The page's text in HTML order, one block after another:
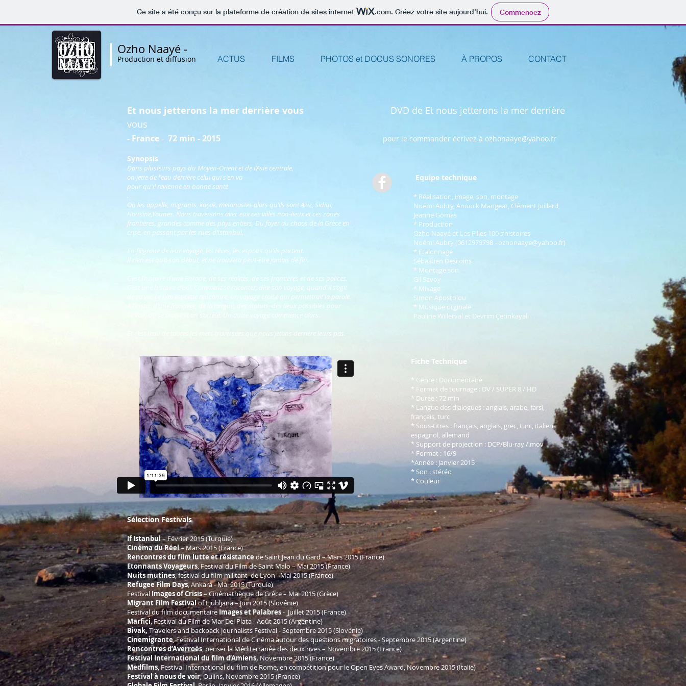
Ce site a été conçu sur la plateforme de création de sites internet .com. Créez votre site aujourd'hui. Commencez
Ozho Naayé -
Production et diffusion ACTUS FILMS PHOTOS et DOCUS SONORES À PROPOS CONTACT
Et nous jetterons la mer derrière vous
DVD de Et nous jetterons la mer derrière
vous
- France- 72 min - 2015 pour le commander écrivez à ozhonaaye@yahoo.fr
Synopsis
Dans plusieurs pays du Moyen-Orient et de l'Asie centrale,
on jette de l'eau derrière celui qui s'en va
pour qu'il revienne en bonne santé
.
On les appelle, migrants, kaçak, metanastes alors qu’ils sont Aziz, Sidiqi,
Housine,Younes. Nous traversons avec eux ces villes non-lieux et ces zones
frontières, grandes comme des pays entiers. Du foyer au chaos de la Grèce en
crise, en passant par les rues d’Istanbul.
En filigrane de leur voyage, les rêves, les espoirs qu’ils portent.
Il n’en est qu’à son début, et ne trouvera peut-être jamais de fin.
C’est l’histoire d’une Europe, de ses réalités, de ses frontières et de ses polices.
C’est une histoire d’exil. Comment se raconter, dire son voyage, quand il s’agit
de sa vie. Le film est cette rencontre, un voyage croisé qui permettrait la parole.
A l’instar d’une frontière, de la langue, des statuts, des lieux possibles pour
se voir, on se croise et on s’arrête. Un autre voyage commence alors.
Et c’est l’eau de toutes les mers traversées que nous jetons derrière leurs pas.
Equipe technique
* Réalisation, image, son, montage
Noémi Aubry, Anouck Mangeat, Clément Juillard,
Jeanne Gomas
* Production
Ozho Naayé et Les Filles 100 s’histoires
Noémi Aubry (0612979798 –ozhonaaye@yahoo.fr)
* Etalonnage
Sébastien Descoins
* Montage son
Gil Savoy
* Mixage
Simon Apostolou
* Musique orginale
Pauline Willerval et Devrim Çetinkayalı
Fiche Technique
* Genre : Documentaire
* Format de tournage : DV / SUPER 8 / HD
* Durée : 72 min
* Langue des dialogues : anglais, arabe, farsi,
français, turc
* Sous-titres : français, anglais, grec, turc, italien,
espagnol, allemand
* Support de projection : DCP/Blu-ray /.mov
* Format : 16/9
*Année : Janvier 2015
* Son : stéréo
* Couleur
Sélection Festivals
If Istanbul– Février 2015 (Turquie)
Cinéma du Réel– Mars 2015 (France)
Rencontres du film lutte et résistancede Saint Jean du Gard – Mars 2015 (France)
Etonnants Voyageurs, Festival du Film de Saint Malo – Mai 2015 (France)
Nuits mutines, festival du film militant de Lyon– Mai 2015 (France)
Refugee Film Days, Ankara - Mai 2015 (Turquie)
FestivalImages of Crisis– Cinémathèque de Grèce – Mai 2015 (Grèce)
Migrant Film Festivalof Ljubljana – Juin 2015 (Slovénie)
Festival du film documentaireImages et Palabres- Juillet 2015 (France)
Marfici, Festival du Film de Mar Del Plata - Août 2015 (Argentine)
Bivak,Travelers and backpack Journalists Festival - Septembre 2015 (Slovénie)
Cinemigrante, Festival International de Cinéma autour des questions migratoires - Septembre 2015 (Argentine)
Rencontres d’Averroès, penser la Méditerranée des deux rives – Novembre 2015 (France)
Festival International du film d’Amiens, Novembre 2015 (France)
Medfilms, Festival International du film de Rome, en compétition pour le Open Eyes Award, Novembre 2015 (Italie)
Festival à nous de voir, Oulins, Novembre 2015 (France)